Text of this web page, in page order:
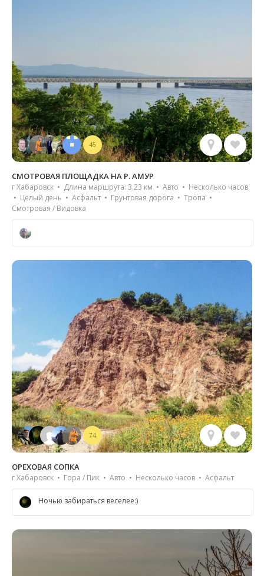
45
СМОТРОВАЯ ПЛОЩАДКА НА Р. АМУР
г Хабаровск • Длина маршрута: 3.23 км • Авто • Несколько часов
• Целый день • Асфальт • Грунтовая дорога • Тропа •
Смотровая / Видовка
74
ОРЕХОВАЯ СОПКА
г Хабаровск • Гора / Пик • Авто • Несколько часов • Асфальт
Ночью забираться веселее:)